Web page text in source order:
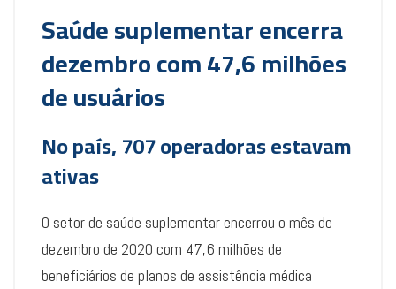
Saúde suplementar encerra
dezembro com 47,6 milhões
de usuários
No país, 707 operadoras estavam
ativas
O setor de saúde suplementar encerrou o mês de
dezembro de 2020 com 47,6 milhões de
beneficiários de planos de assistência médica